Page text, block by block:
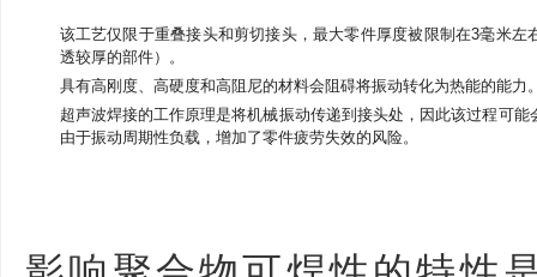
该工艺仅限于重叠接头和剪切接头，最大零件厚度被限制在3毫米左
透较厚的部件）。
具有高刚度、高硬度和高阻尼的材料会阻碍将振动转化为热能的能力
超声波焊接的工作原理是将机械振动传递到接头处，因此该过程可能
由于振动周期性负载，增加了零件疲劳失效的风险。